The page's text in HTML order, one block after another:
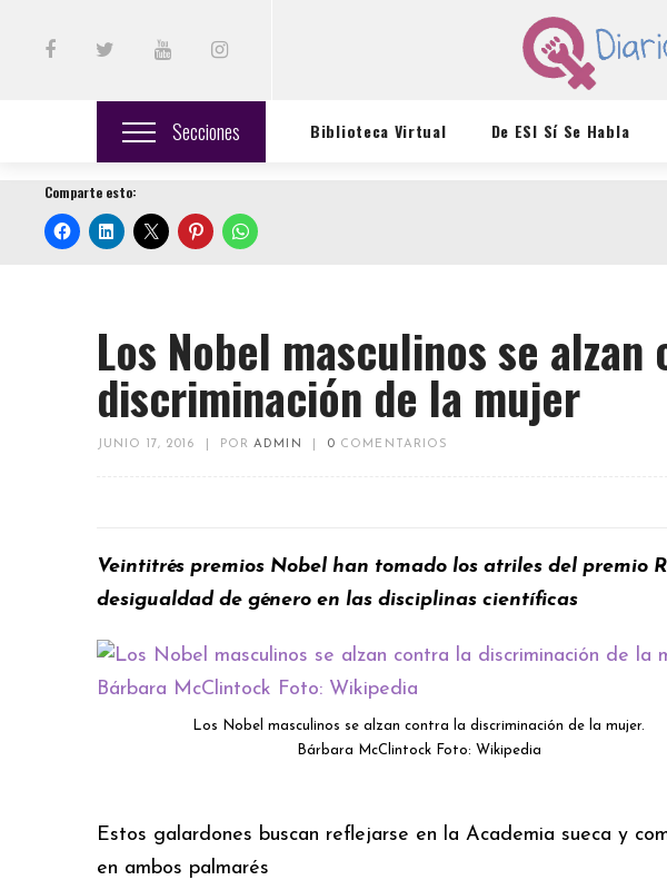
Secciones Biblioteca Virtual De ESI Sí Se Habla
Comparte esto:
Los Nobel masculinos se
discriminación de la mujer
JUNIO 17, 2016 PORADMIN 0 COMENTARIOS
Veintitrés premios Nobel han tomado los atriles del premio
desigualdad de género en las disciplinas científicas
Los Nobel masculinos se alzan contra la discriminación de la mujer.
Bárbara McClintock Foto: Wikipedia
Estos galardones buscan reflejarse en la Academia sueca y
en ambos palmarés